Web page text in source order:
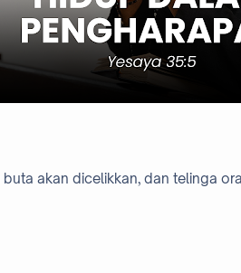
akan dicelikkan, dan telinga